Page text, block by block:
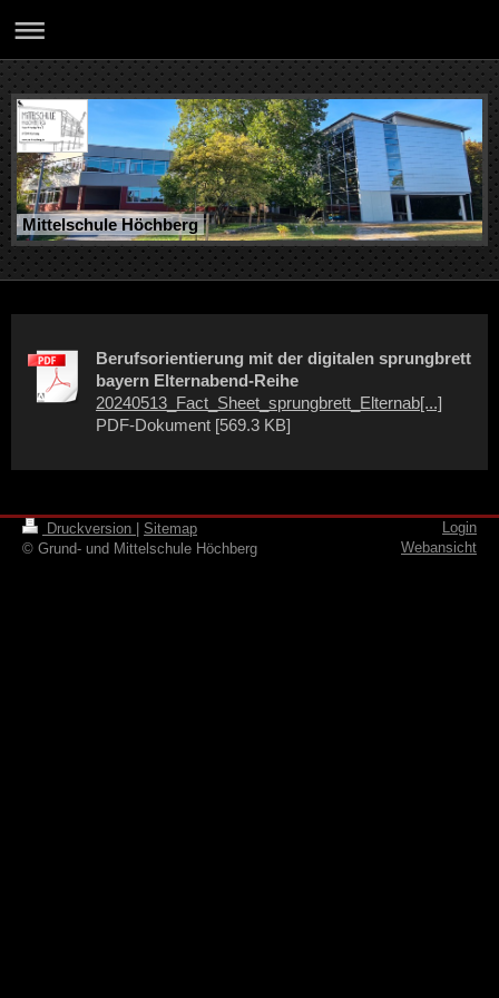
Mittelschule Höchberg
Berufsorientierung mit der digitalen sprungbrett
bayern Elternabend-Reihe
20240513_Fact_Sheet_sprungbrett_Elternab[...]
PDF-Dokument [569.3 KB]
Druckversion
Sitemap
© Grund- und Mittelschule Höchberg
Login
Webansicht